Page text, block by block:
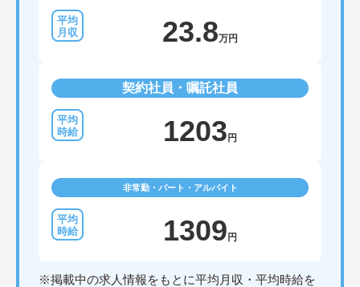
23.8万円
契約社員・嘱託社員
1203円
非常勤・パート・アルバイト
1309円
※掲載中の求人情報をもとに平均月収・平均時給を